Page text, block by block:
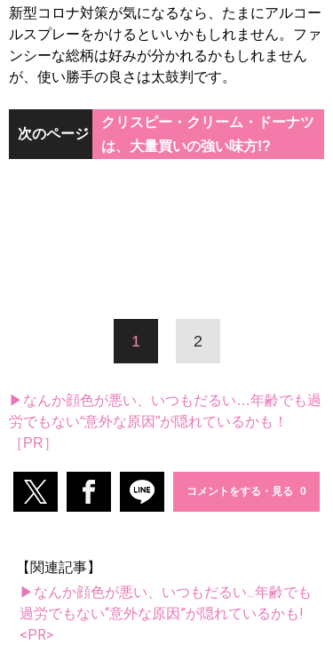
新型コロナ対策が気になるなら、たまにアルコー
ルスプレーをかけるといいかもしれません。ファ
ンシーな総柄は好みが分かれるかもしれません
が、使い勝手の良さは太鼓判です。
次のページ
クリスピー・クリーム・ドーナツ
は、大量買いの強い味方!?
1 2
▶なんか顔色が悪い、いつもだるい…年齢でも過
労でもない“意外な原因”が隠れているかも！
［PR］
コメントをする・見る
【関連記事】
▶なんか顔色が悪い、いつもだるい...年齢でも
過労でもない“意外な原因”が隠れているかも!
<PR>